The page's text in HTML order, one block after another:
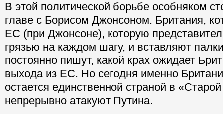
В этой политической борьбе особняком
главе с Борисом Джонсоном. Британия,
ЕС (при Джонсоне), которую
грязью на каждом шагу, и вставляют
постоянно пишут, какой крах ожидает
выхода из ЕС. Но сегодня именно
остается единственной страной в
непрерывно атакуют Путина.